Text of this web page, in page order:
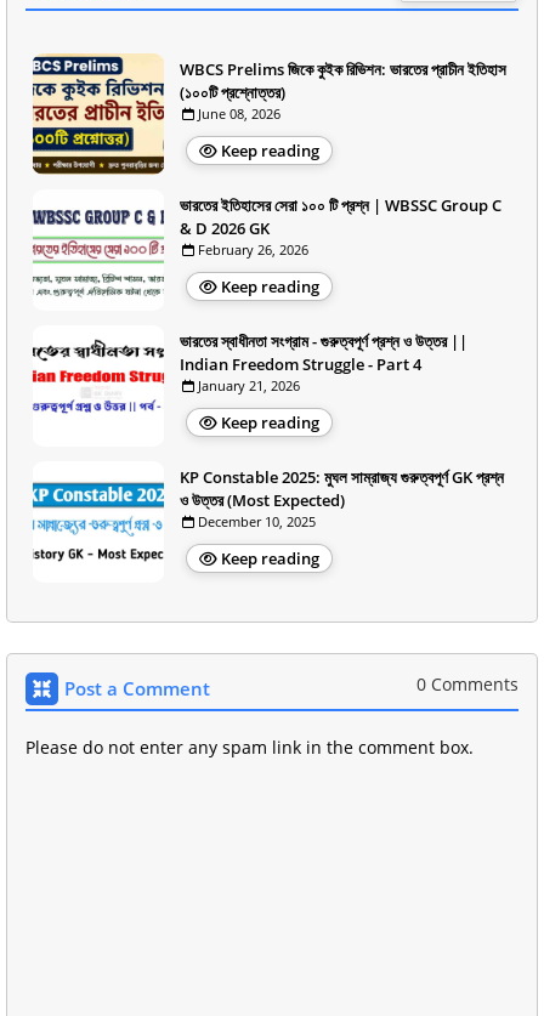
WBCS Prelims জিকে কুইক রিভিশন: ভারতের প্রাচীন ইতিহাস
(১০০টি প্রশ্নোত্তর)
June 08, 2026
Keep reading
ভারতের ইতিহাসের সেরা ১০০ টি প্রশ্ন | WBSSC Group C
& D 2026 GK
February 26, 2026
Keep reading
ভারতের স্বাধীনতা সংগ্রাম - গুরুত্বপূর্ণ প্রশ্ন ও উত্তর ||
Indian Freedom Struggle - Part 4
January 21, 2026
Keep reading
KP Constable 2025: মুঘল সাম্রাজ্য গুরুত্বপূর্ণ GK প্রশ্ন
ও উত্তর (Most Expected)
December 10, 2025
Keep reading
Post a Comment 0 Comments
Please do not enter any spam link in the comment box.